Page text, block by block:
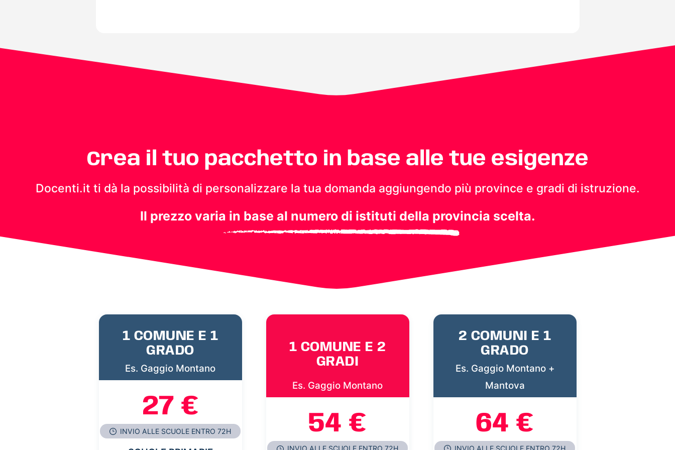
Crea il tuo pacchetto in base alle tue esigenze
Docenti.it ti dà la possibilità di personalizzare la tua domanda aggiungendo più province e gradi di istruzione.
Il prezzo varia in base al numero di istituti della provincia scelta.
1 COMUNE E 1
GRADO
Es. Gaggio Montano
27 €
INVIO ALLE SCUOLE ENTRO 72H
1 COMUNE E 2
GRADI
Es. Gaggio Montano
54 €
2 COMUNI E 1
GRADO
Es. Gaggio Montano +
Mantova
64 €
INVIO ALLE SCUOLE ENTRO 72H